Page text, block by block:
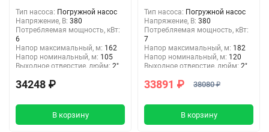
Тип насоса: Погружной насос
Напряжение, В: 380
Потребляемая мощность, кВт:
6
Напор максимальный, м: 162
Напор номинальный, м: 105
Выходное отверстие, дюйм: 2"
34248 ₽
В корзину
Тип насоса: Погружной насос
Напряжение, В: 380
Потребляемая мощность, кВт:
7
Напор максимальный, м: 182
Напор номинальный, м: 120
Выходное отверстие, дюйм: 2"
33891 ₽ 38080 ₽
В корзину